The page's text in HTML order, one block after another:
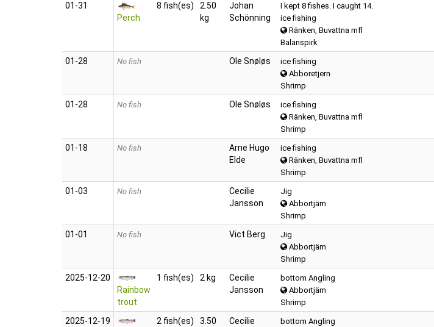
01‑31
Perch
8 fish(es)
2.50
kg
Johan
Schönning
I kept 8 fishes. I caught 14.
ice fishing
Ränken, Buvattna mfl
Balanspirk
01‑28 No fish Ole Snøløs
ice fishing
Abboretjern
Shrimp
01‑28 No fish Ole Snøløs
ice fishing
Ränken, Buvattna mfl
Shrimp
01‑18 No fish
Arne Hugo
Elde
ice fishing
Ränken, Buvattna mfl
Shrimp
01‑03 No fish
Cecilie
Jansson
Jig
Abbortjärn
Shrimp
01‑01 No fish Vict Berg
Jig
Abbortjärn
Shrimp
2025‑12‑20
Rainbow
trout
1 fish(es) 2 kg
Cecilie
Jansson
bottom Angling
Abbortjärn
Shrimp
2025‑12‑19
2 fish(es)
3.50
Cecilie
bottom Angling